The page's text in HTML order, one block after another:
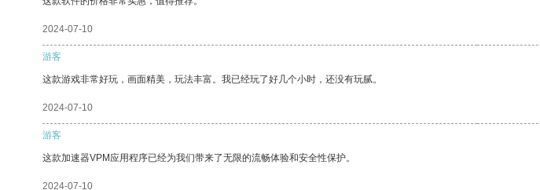
2024-07-10
游客
这款游戏非常好玩，画面精美，玩法丰富。我已经玩了好几个小时，还没有玩腻。
2024-07-10
游客
这款加速器VPM应用程序已经为我们带来了无限的流畅体验和安全性保护。
2024-07-10